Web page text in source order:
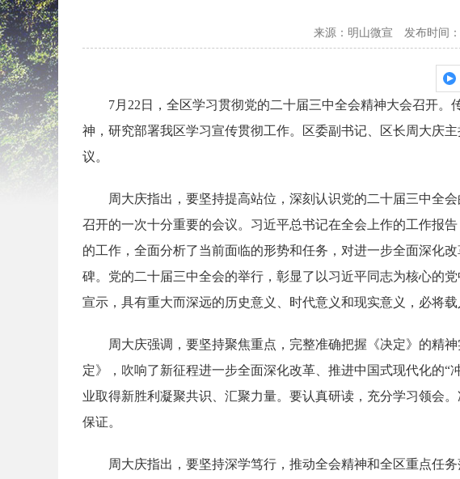
来源：明山微宣 发布时间
7月22日，全区学习贯彻党的二十届三中全会精神大会召开
神，研究部署我区学习宣传贯彻工作。区委副书记、区长周大庆
议。
周大庆指出，要坚持提高站位，深刻认识党的二十届三中全
召开的一次十分重要的会议。习近平总书记在全会上作的工作报
的工作，全面分析了当前面临的形势和任务，对进一步全面深化
碑。党的二十届三中全会的举行，彰显了以习近平同志为核心的
宣示，具有重大而深远的历史意义、时代意义和现实意义，必将载
周大庆强调，要坚持聚焦重点，完整准确把握《决定》的精
定》，吹响了新征程进一步全面深化改革、推进中国式现代化的
业取得新胜利凝聚共识、汇聚力量。要认真研读，充分学习领会
保证。
周大庆指出，要坚持深学笃行，推动全会精神和全区重点任